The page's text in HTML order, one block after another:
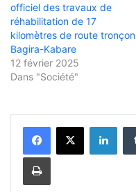
officiel des travaux de
réhabilitation de 17
kilomètres de route tronçon
Bagira-Kabare
12 février 2025
Dans "Société"